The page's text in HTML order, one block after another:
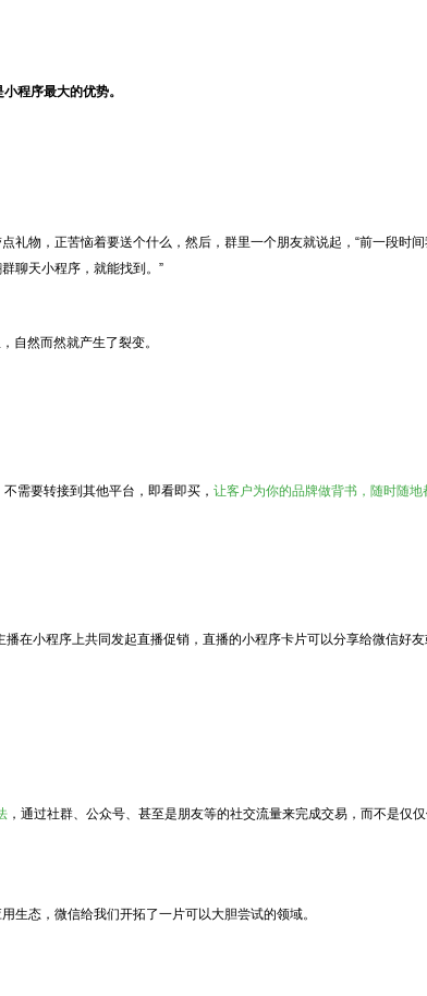
程序最大的优势。
礼物，正苦恼着要送个什么，然后，群里一个朋友就说起，“前一段时
聊天小程序，就能找到。”
自然而然就产生了裂变。
需要转接到其他平台，即看即买， 让客户为你的品牌做背书，随时随地
在小程序上共同发起直播促销，直播的小程序卡片可以分享给微信好
，通过社群、公众号、甚至是朋友等的社交流量来完成交易，而不是仅
生态，微信给我们开拓了一片可以大胆尝试的领域。